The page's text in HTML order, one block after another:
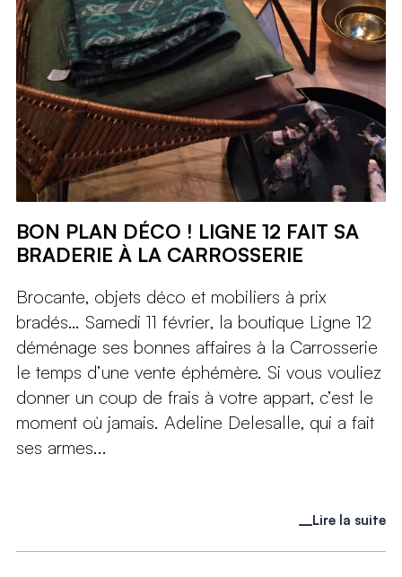
BON PLAN DÉCO ! LIGNE 12 FAIT SA
BRADERIE À LA CARROSSERIE
Brocante, objets déco et mobiliers à prix
bradés… Samedi 11 février, la boutique Ligne 12
déménage ses bonnes affaires à la Carrosserie
le temps d’une vente éphémère. Si vous vouliez
donner un coup de frais à votre appart, c’est le
moment où jamais. Adeline Delesalle, qui a fait
ses armes...
Lire la suite